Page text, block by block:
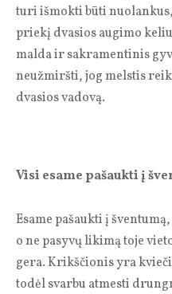
turi išmokti būti
priekį dvasios augimo
malda ir sakramentinis
neužmiršti, jog melstis
dvasios vadovą.
Visi esame pašaukti į
Esame pašaukti į
o ne pasyvų likimą toje
gera. Krikščionis yra
todėl svarbu atmesti